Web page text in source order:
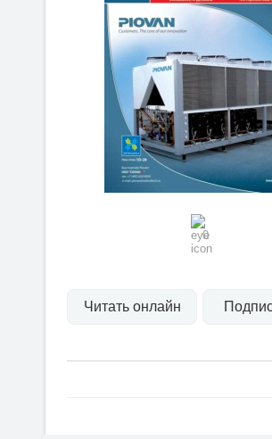
0
Читать онлайн